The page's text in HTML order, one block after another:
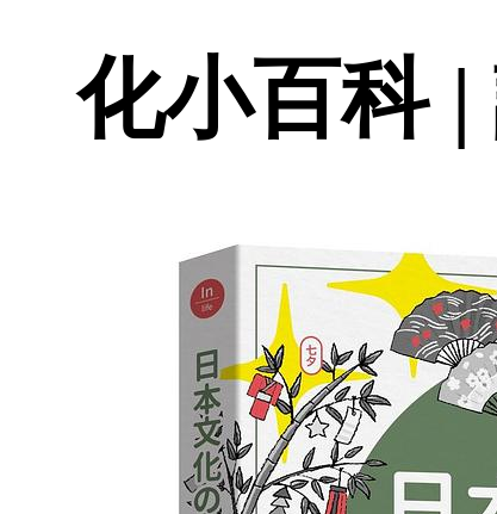
化小百科